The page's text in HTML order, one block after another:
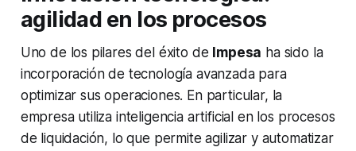
agilidad en los procesos
Uno de los pilares del éxito de Impesa ha sido la
incorporación de tecnología avanzada para
optimizar sus operaciones. En particular, la
empresa utiliza inteligencia artificial en los procesos
de liquidación, lo que permite agilizar y automatizar